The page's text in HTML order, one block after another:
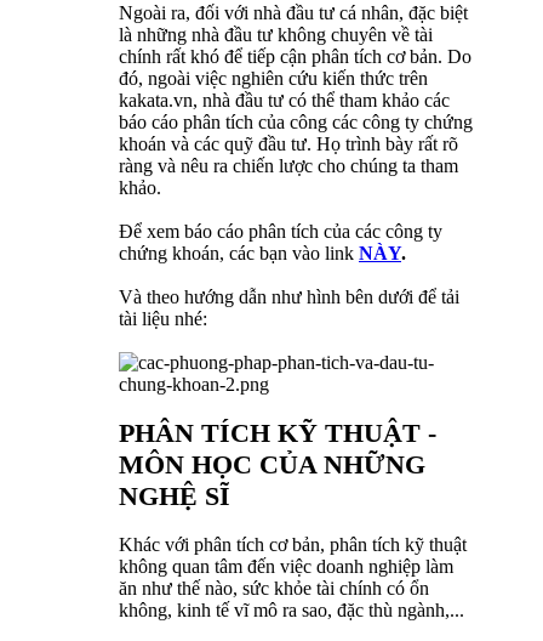
Ngoài ra, đối với nhà đầu tư cá nhân, đặc biệt
là những nhà đầu tư không chuyên về tài
chính rất khó để tiếp cận phân tích cơ bản. Do
đó, ngoài việc nghiên cứu kiến thức trên
kakata.vn, nhà đầu tư có thể tham khảo các
báo cáo phân tích của công các công ty chứng
khoán và các quỹ đầu tư. Họ trình bày rất rõ
ràng và nêu ra chiến lược cho chúng ta tham
khảo.
Để xem báo cáo phân tích của các công ty
chứng khoán, các bạn vào link NÀY.
Và theo hướng dẫn như hình bên dưới để tải
tài liệu nhé:
PHÂN TÍCH KỸ THUẬT -
MÔN HỌC CỦA NHỮNG
NGHỆ SĨ
Khác với phân tích cơ bản, phân tích kỹ thuật
không quan tâm đến việc doanh nghiệp làm
ăn như thế nào, sức khỏe tài chính có ổn
không, kinh tế vĩ mô ra sao, đặc thù ngành,...